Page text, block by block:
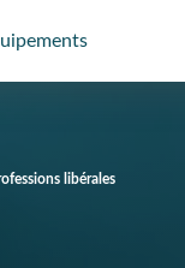
libérales